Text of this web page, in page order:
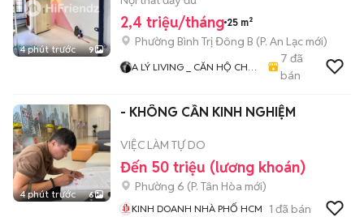
4 phút trước 9
2,4 triệu/tháng 25 m²
Phường Bình Trị Đông B (P. An Lạc mới)
A LÝ LIVING _ CĂN HỘ CHO
CHUNG CƯ - NHÀ Ở
7 đã
bán
4 phút trước 6
- KHÔNG CẦN KINH NGHIỆM
VIỆC LÀM TỰ DO
Đến 50 triệu (lương khoán)
Phường 6 (P. Tân Hòa mới)
KINH DOANH NHÀ PHỐ HCM 1 đã bán